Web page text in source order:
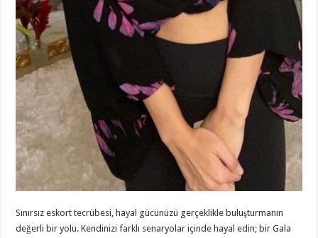
Sınırsız eskort tecrübesi, hayal gücünüzü gerçeklikle buluşturmanın
değerli bir yolu. Kendinizi farklı senaryolar içinde hayal edin; bir Gala